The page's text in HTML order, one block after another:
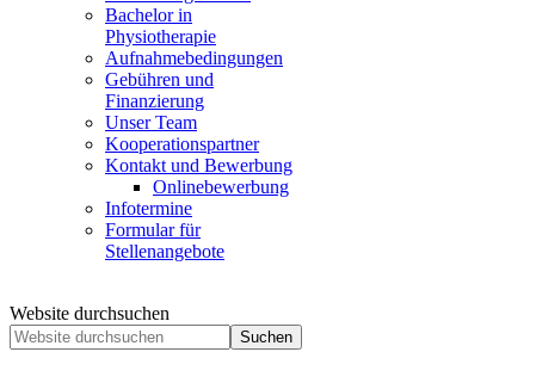
Bachelor in
Physiotherapie
Aufnahmebedingungen
Gebühren und
Finanzierung
Unser Team
Kooperationspartner
Kontakt und Bewerbung
Onlinebewerbung
Infotermine
Formular für
Stellenangebote
Website durchsuchen
Suchen